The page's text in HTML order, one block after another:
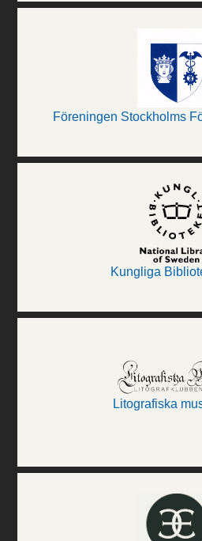
Föreningen Stockholms
Kungliga
Litografiska